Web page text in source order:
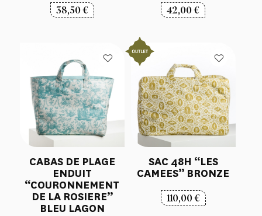
38,50€ 42,00€
CABAS DE PLAGE
ENDUIT
“COURONNEMENT
DE LA ROSIERE”
BLEU LAGON
SAC 48H “LES
CAMEES” BRONZE
110,00€